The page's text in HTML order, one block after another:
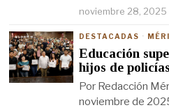
noviembre 28, 2025
DESTACADAS ·
Educación
hijos de policías
Por Redacción
noviembre de